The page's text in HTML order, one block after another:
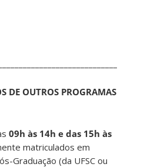
DE OUTROS PROGRAMAS
09h às 14h e das 15h às
matriculados em
Graduação (da UFSC ou